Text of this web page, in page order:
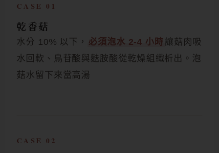
CASE 01
乾香菇
水分 10% 以下， 必須泡水 2-4 小時 讓菇肉吸
水回軟、鳥苷酸與麩胺酸從乾燥組織析出。泡
菇水留下來當高湯
CASE 02